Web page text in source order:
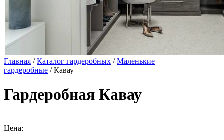
Главная /Каталог гардеробных /Маленькие
гардеробные / Кавау
Гардеробная Кавау
Цена: